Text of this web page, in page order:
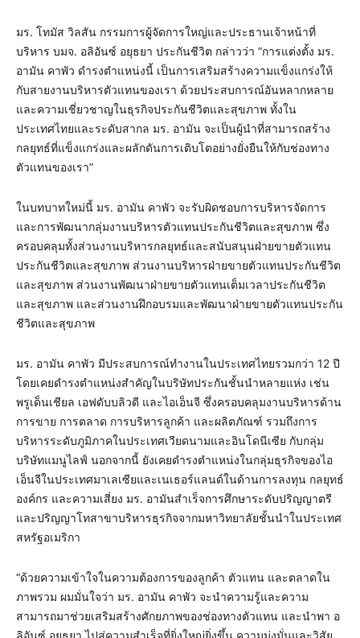
มร. โทมัส วิลสัน กรรมการผู้จัดการใหญ่และประธานเจ้าหน้าที่
บริหาร บมจ. อลิอันซ์ อยุธยา ประกันชีวิต กล่าวว่า “การแต่งตั้ง มร.
อามัน คาพัว ดำรงตำแหน่งนี้ เป็นการเสริมสร้างความแข็งแกร่งให้
กับสายงานบริหารตัวแทนของเรา ด้วยประสบการณ์อันหลากหลาย
และความเชี่ยวชาญในธุรกิจประกันชีวิตและสุขภาพ ทั้งใน
ประเทศไทยและระดับสากล มร. อามัน จะเป็นผู้นำที่สามารถสร้าง
กลยุทธ์ที่แข็งแกร่งและผลักดันการเติบโตอย่างยั่งยืนให้กับช่องทาง
ตัวแทนของเรา”
ในบทบาทใหม่นี้ มร. อามัน คาพัว จะรับผิดชอบการบริหารจัดการ
และการพัฒนากลุ่มงานบริหารตัวแทนประกันชีวิตและสุขภาพ ซึ่ง
ครอบคลุมทั้งส่วนงานบริหารกลยุทธ์และสนับสนุนฝ่ายขายตัวแทน
ประกันชีวิตและสุขภาพ ส่วนงานบริหารฝ่ายขายตัวแทนประกันชีวิต
และสุขภาพ ส่วนงานพัฒนาฝ่ายขายตัวแทนเต็มเวลาประกันชีวิต
และสุขภาพ และส่วนงานฝึกอบรมและพัฒนาฝ่ายขายตัวแทนประกัน
ชีวิตและสุขภาพ
มร. อามัน คาพัว มีประสบการณ์ทำงานในประเทศไทยรวมกว่า 12 ปี
โดยเคยดำรงตำแหน่งสำคัญในบริษัทประกันชั้นนำหลายแห่ง เช่น
พรูเด็นเชียล เอฟดับบลิวดี และไอเอ็นจี ซึ่งครอบคลุมงานบริหารด้าน
การขาย การตลาด การบริหารลูกค้า และผลิตภัณฑ์ รวมถึงการ
บริหารระดับภูมิภาคในประเทศเวียดนามและอินโดนีเซีย กับกลุ่ม
บริษัทแมนูไลฟ์ นอกจากนี้ ยังเคยดำรงตำแหน่งในกลุ่มธุรกิจของไอ
เอ็นจีในประเทศมาเลเซียและเนเธอร์แลนด์ในด้านการลงทุน กลยุทธ์
องค์กร และความเสี่ยง มร. อามันสำเร็จการศึกษาระดับปริญญาตรี
และปริญญาโทสาขาบริหารธุรกิจจากมหาวิทยาลัยชั้นนำในประเทศ
สหรัฐอเมริกา
“ด้วยความเข้าใจในความต้องการของลูกค้า ตัวแทน และตลาดใน
ภาพรวม ผมมั่นใจว่า มร. อามัน คาพัว จะนำความรู้และความ
สามารถมาช่วยเสริมสร้างศักยภาพของช่องทางตัวแทน และนำพา อ